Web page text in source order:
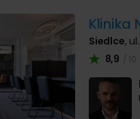
Klinika
Siedlce,
8,9 / 10